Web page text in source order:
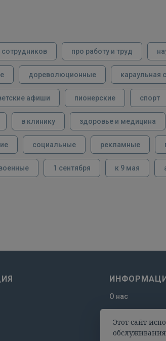
Этот сайт
про работу и труд
дореволюционные караульная
афиши пионерские спорт
в клинику здоровье и медицина
социальные рекламные
1 сентября к 9 мая
О нас
Оплата и